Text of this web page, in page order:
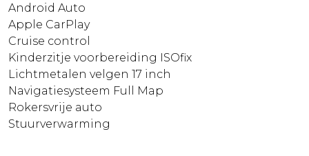
Android Auto
Apple CarPlay
Cruise control
Kinderzitje voorbereiding ISOfix
Lichtmetalen velgen 17 inch
Navigatiesysteem Full Map
Rokersvrije auto
Stuurverwarming